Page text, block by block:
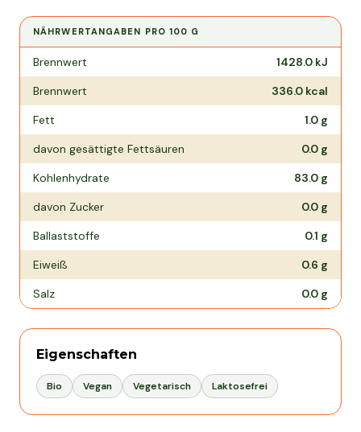
NÄHRWERTANGABEN PRO100 G
Nährwertangaben pro
Brennwert 1428.0 kJ
Brennwert
336.0 kcal
Fett
1.0 g
davon gesättigte Fettsäuren
0.0 g
Kohlenhydrate
83.0 g
davon Zucker
0.0 g
Ballaststoffe
0.1 g
Eiweiß
0.6 g
Salz
0.0 g
Eigenschaften
Bio Vegan Vegetarisch Laktosefrei